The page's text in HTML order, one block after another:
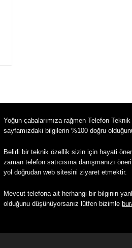
Yoğun çabalarımıza rağmen Telefon
sayfamızdaki bilgilerin %100 doğru
Belirli bir teknik özellik sizin için hayati
zaman telefon satıcısına danışmanızı
yol doğrudan web sitesini ziyaret etmektir.
Mevcut telefona ait herhangi bir bilginin
olduğunu düşünüyorsanız lütfen bizimle